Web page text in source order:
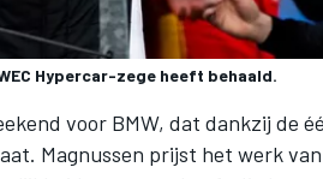
Hypercar-zege heeft behaald.
voor BMW, dat dankzij de
Magnussen prijst het werk